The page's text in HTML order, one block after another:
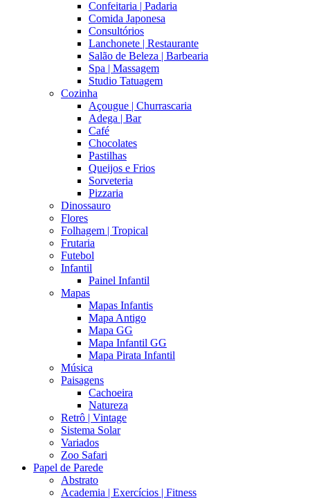
Confeitaria | Padaria
Comida Japonesa
Consultórios
Lanchonete | Restaurante
Salão de Beleza | Barbearia
Spa | Massagem
Studio Tatuagem
Cozinha
Açougue | Churrascaria
Adega | Bar
Café
Chocolates
Pastilhas
Queijos e Frios
Sorveteria
Pizzaria
Dinossauro
Flores
Folhagem | Tropical
Frutaria
Futebol
Infantil
Painel Infantil
Mapas
Mapas Infantis
Mapa Antigo
Mapa GG
Mapa Infantil GG
Mapa Pirata Infantil
Música
Paisagens
Cachoeira
Natureza
Retrô | Vintage
Sistema Solar
Variados
Zoo Safari
Papel de Parede
Abstrato
Academia | Exercícios | Fitness